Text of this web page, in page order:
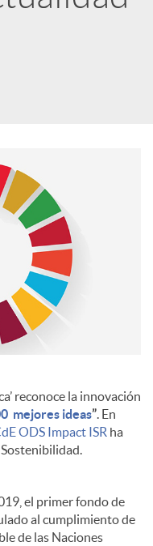
reconoce la innovación
mejores ideas”. En
ODS Impact ISR ha
el primer fondo de
al cumplimiento de
de las Naciones